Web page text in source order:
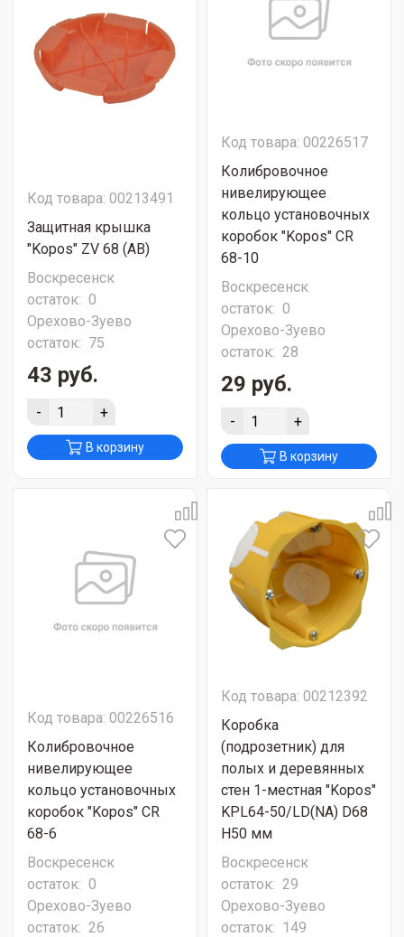
Код товара: 00213491
Защитная крышка
"Kopos" ZV 68 (AB)
Воскресенск
остаток: 0
Орехово-Зуево
остаток: 75
43 руб.
- +
В корзину
Код товара: 00226517
Колибровочное
нивелирующее
кольцо установочных
коробок "Kopos" CR
68-10
Воскресенск
остаток: 0
Орехово-Зуево
остаток: 28
29 руб.
- +
В корзину
Код товара: 00226516
Колибровочное
нивелирующее
кольцо установочных
коробок "Kopos" CR
68-6
Воскресенск
остаток: 0
Орехово-Зуево
остаток: 26
Код товара: 00212392
Коробка
(подрозетник) для
полых и деревянных
стен 1-местная "Kopos"
KPL64-50/LD(NA) D68
H50 мм
Воскресенск
остаток: 29
Орехово-Зуево
остаток: 149